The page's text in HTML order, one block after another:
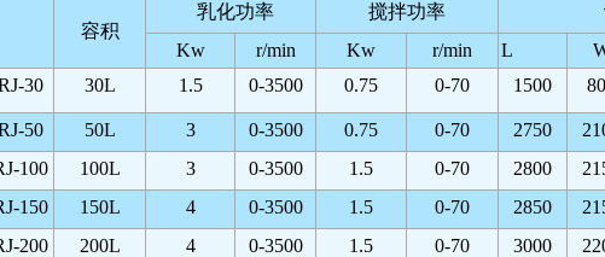
容积
乳化功率 搅拌功率
Kw
r/min Kw r/min L
30 30L 1.5 0-3500 0.75 0-70 1500
50 50L 3 0-3500 0.75 0-70 2750
100 100L 3 0-3500 1.5 0-70 2800
150 150L 4 0-3500 1.5 0-70 2850
200 200L 4 0-3500 1.5 0-70 3000